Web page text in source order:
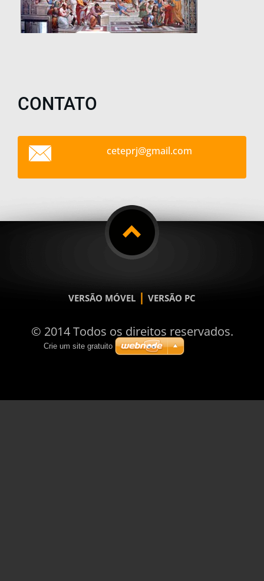
CONTATO
ceteprj@gmail.com
VERSÃO MÓVEL | VERSÃO PC
© 2014 Todos os direitos reservados.
Crie um site gratuito